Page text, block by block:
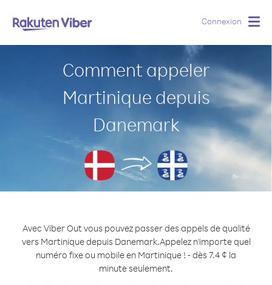
Connexion
Comment appeler
Martinique depuis
Danemark
Avec Viber Out vous pouvez passer des appels de qualité
vers Martinique depuis Danemark.Appelez n'importe quel
numéro fixe ou mobile en Martinique ! - dès 7.4 ¢ la
minute seulement.